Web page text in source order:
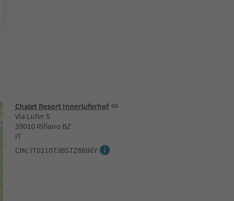
Chalet Resort Innerluferhof
Via Lufer 5
39010 Rifiano BZ
IT
CIN: IT021073B5TZ88II6Y